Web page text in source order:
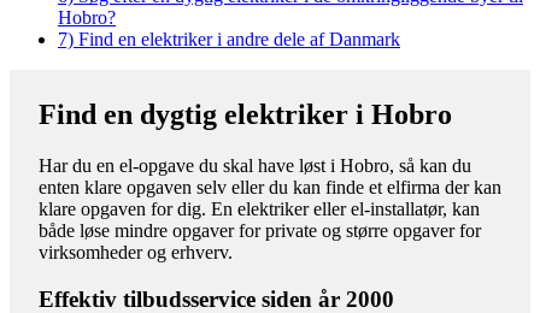
Hobro?
7) Find en elektriker i andre dele af Danmark
Find en dygtig elektriker i Hobro
Har du en el-opgave du skal have løst i Hobro, så kan du
enten klare opgaven selv eller du kan finde et elfirma der kan
klare opgaven for dig. En elektriker eller el-installatør, kan
både løse mindre opgaver for private og større opgaver for
virksomheder og erhverv.
Effektiv tilbudsservice siden år 2000